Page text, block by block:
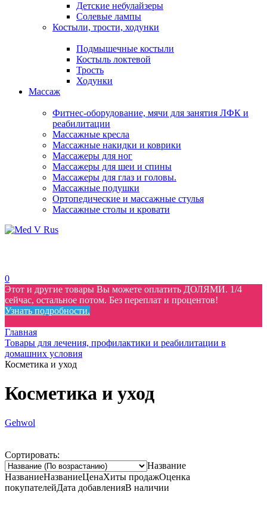
Детские небулайзеры
Солевые лампы
Костыли, трости, ходунки
Подмышечные костыли
Костыль локтевой
Трость
Ходунки
Массаж
Фитнес-оборудование, мячи для занятия ЛФК и
реабилитации
Массажные кресла
Массажные накидки и коврики
Массажеры для ног
Массажеры для шеи и спины
Массажеры для глаз и головы.
Массажные подушки
Ортопедические и массажные стулья
Массажные столы и кровати
0
Этот и другие товары Вы можете оплатить ДОЛЯМИ. 1/4
сейчас, остальное потом. Без переплат и процентов!
Узнать подробности.
Главная
Товары для лечения, профилактики и реабилитации в
домашних условия
Косметика и уход
Косметика и уход
Gehwol
Сортировать:
Название
НазваниеНазваниеЦенаХиты продажОценка
покупателейДата добавленияВ наличии